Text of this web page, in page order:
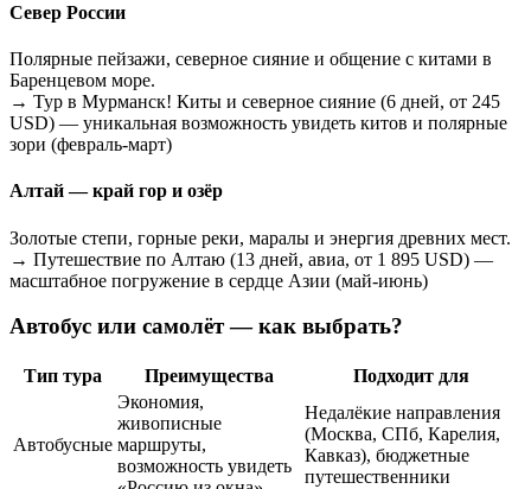
Север России
Полярные пейзажи, северное сияние и общение с китами в
Баренцевом море.
→ Тур в Мурманск! Киты и северное сияние (6 дней, от 245
USD) — уникальная возможность увидеть китов и полярные
зори (февраль-март)
Алтай — край гор и озёр
Золотые степи, горные реки, маралы и энергия древних мест.
→ Путешествие по Алтаю (13 дней, авиа, от 1 895 USD) —
масштабное погружение в сердце Азии (май-июнь)
Автобус или самолёт — как выбрать?
Тип тура Преимущества Подходит для
Автобусные
Экономия,
живописные
маршруты,
возможность увидеть
Недалёкие направления
(Москва, СПб, Карелия,
Кавказ), бюджетные
путешественники